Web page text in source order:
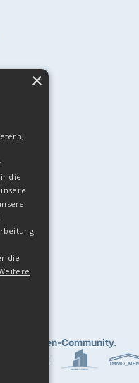
'26
Immobilien-Community.
×
die
die